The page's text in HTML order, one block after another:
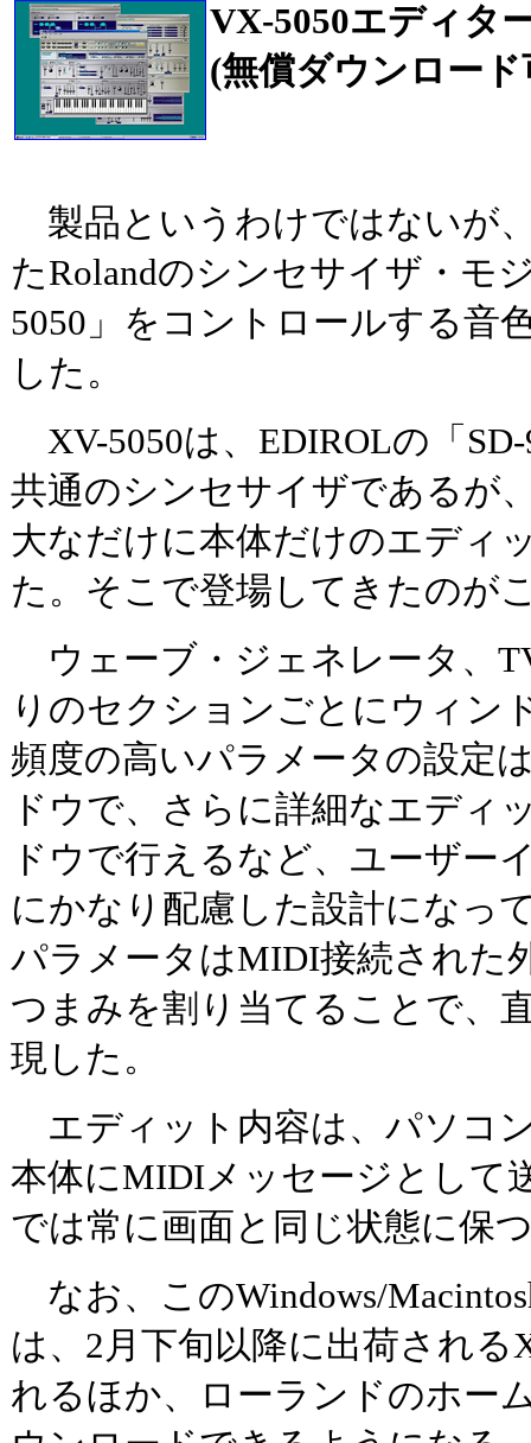
VX-5050エディタ
(無償ダウンロード
製品というわけではないが
たRolandのシンセサイザ・モ
5050」をコントロールする音
した。
XV-5050は、EDIROLの「
共通のシンセサイザであるが
大なだけに本体だけのエディ
た。そこで登場してきたのが
ウェーブ・ジェネレータ、
りのセクションごとにウィン
頻度の高いパラメータの設定
ドウで、さらに詳細なエディ
ドウで行えるなど、ユーザー
にかなり配慮した設計になっ
パラメータはMIDI接続された
つまみを割り当てることで、
現した。
エディット内容は、パソコ
本体にMIDIメッセージとして
では常に画面と同じ状態に保
なお、このWindows/
は、2月下旬以降に出荷される
れるほか、ローランドのホー